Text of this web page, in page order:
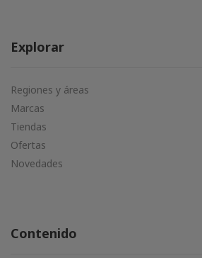
Explorar
Regiones y áreas
Marcas
Tiendas
Ofertas
Novedades
Contenido